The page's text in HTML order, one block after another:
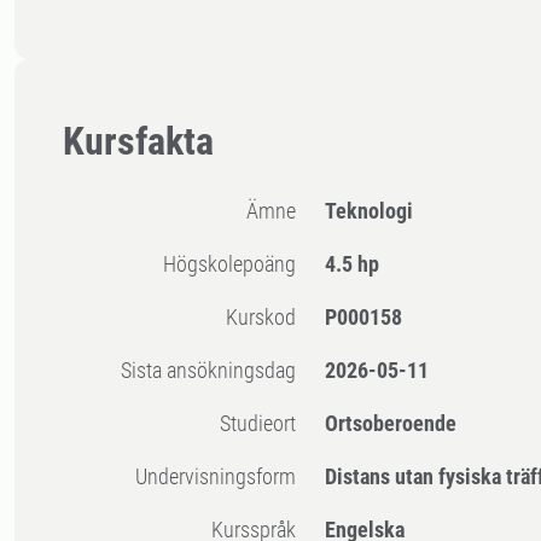
Kursfakta
Ämne Teknologi
högskolepoäng 4.5 hp
Kurskod P000158
Sista ansökningsdag 2026-05-11
Studieort Ortsoberoende
Undervisningsform Distans utan fysiska
Kursspråk Engelska